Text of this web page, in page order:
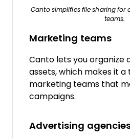
Canto simplifies file sharing for
teams.
Marketing teams
Canto lets you organize
assets, which makes it
marketing teams that
campaigns.
Advertising